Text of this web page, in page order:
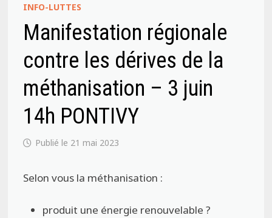
INFO-LUTTES
Manifestation régionale
contre les dérives de la
méthanisation – 3 juin
14h PONTIVY
21 mai 2023
Selon vous la méthanisation :
produit une énergie renouvelable ?